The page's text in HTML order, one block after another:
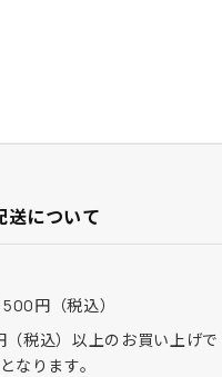
送について
円（税込）
税込）以上のお買い上げで
となります。